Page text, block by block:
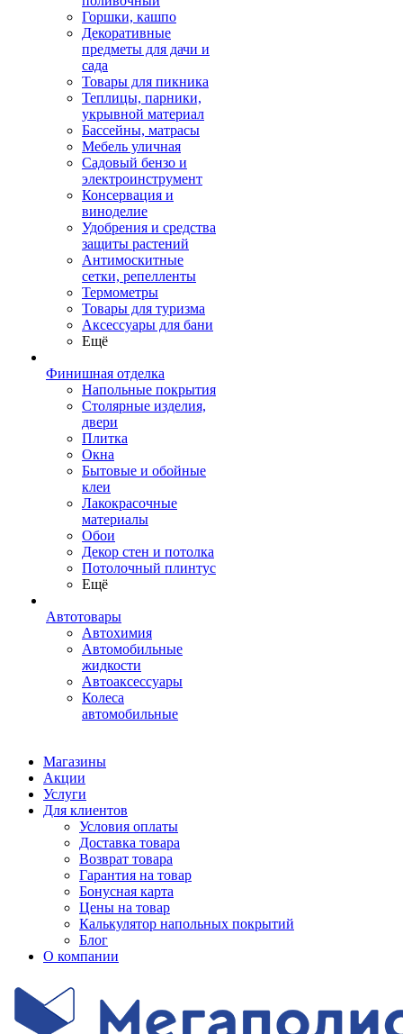
Горшки, кашпо
Декоративные
предметы для дачи и
сада
Товары для пикника
Теплицы, парники,
укрывной материал
Бассейны, матрасы
Мебель уличная
Садовый бензо и
электроинструмент
Консервация и
виноделие
Удобрения и средства
защиты растений
Антимоскитные
сетки, репелленты
Термометры
Товары для туризма
Аксессуары для бани
Ещё
Финишная отделка
Напольные покрытия
Столярные изделия,
двери
Плитка
Окна
Бытовые и обойные
клеи
Лакокрасочные
материалы
Обои
Декор стен и потолка
Потолочный плинтус
Ещё
Автотовары
Автохимия
Автомобильные
жидкости
Автоаксессуары
Колеса
автомобильные
Магазины
Акции
Услуги
Для клиентов
Условия оплаты
Доставка товара
Возврат товара
Гарантия на товар
Бонусная карта
Цены на товар
Калькулятор напольных покрытий
Блог
О компании